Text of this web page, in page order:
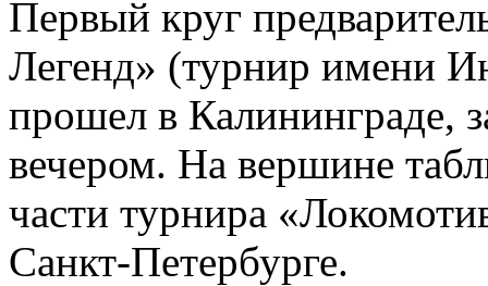
Первый круг
Легенд» (турнир имени
прошел в Калининграде,
вечером. На вершине
части турнира
Санкт-Петербурге.